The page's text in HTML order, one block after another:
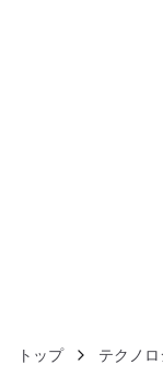
トップ テクノ